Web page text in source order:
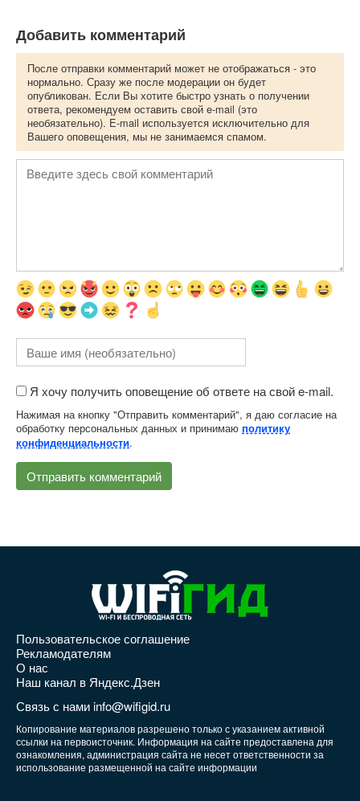
Добавить комментарий
После отправки комментарий может не отображаться - это
нормально. Сразу же после модерации он будет
опубликован. Если Вы хотите быстро узнать о получении
ответа, рекомендуем оставить свой e-mail (это
необязательно). E-mail используется исключительно для
Вашего оповещения, мы не занимаемся спамом.
Я хочу получить оповещение об ответе на свой e-mail.
Нажимая на кнопку "Отправить комментарий", я даю согласие на
обработку персональных данных и принимаю политику
конфиденциальности.
Пользовательское соглашение
Рекламодателям
О нас
Наш канал в Яндекс.Дзен
Связь с нами info@wifigid.ru
Копирование материалов разрешено только с указанием активной
ссылки на первоисточник. Информация на сайте предоставлена для
ознакомления, администрация сайта не несет ответственности за
использование размещенной на сайте информации